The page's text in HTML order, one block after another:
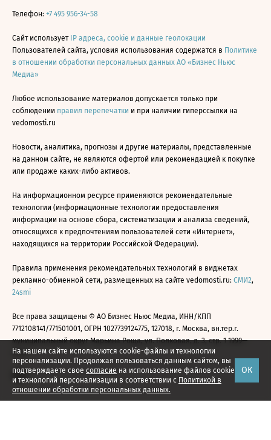
На нашем сайте используются cookie-файлы и технологии
персонализации. Продолжая пользоваться данным сайтом, вы
подтверждаете свое согласие на использование файлов cookie
и технологий персонализации в соответствии с Политикой в
отношении обработки персональных данных.
ОК
Телефон: +7 495 956-34-58
Сайт использует IP адреса, cookie и данные геолокации
Пользователей сайта, условия использования содержатся в Политике
в отношении обработки персональных данных АО «Бизнес Ньюс
Медиа»
Любое использование материалов допускается только при
соблюдении правил перепечатки и при наличии гиперссылки на
vedomosti.ru
Новости, аналитика, прогнозы и другие материалы, представленные
на данном сайте, не являются офертой или рекомендацией к покупке
или продаже каких-либо активов.
На информационном ресурсе применяются рекомендательные
технологии (информационные технологии предоставления
информации на основе сбора, систематизации и анализа сведений,
относящихся к предпочтениям пользователей сети «Интернет»,
находящихся на территории Российской Федерации).
Правила применения рекомендательных технологий в виджетах
рекламно-обменной сети, размещенных на сайте vedomosti.ru: СМИ2,
24smi
Все права защищены © АО Бизнес Ньюс Медиа, ИНН/КПП
7712108141/771501001, ОГРН 1027739124775, 127018, г. Москва, вн.тер.г.
муниципальный округ Марьина Роща, ул. Полковая, д. 3, стр. 1 1999—
2026